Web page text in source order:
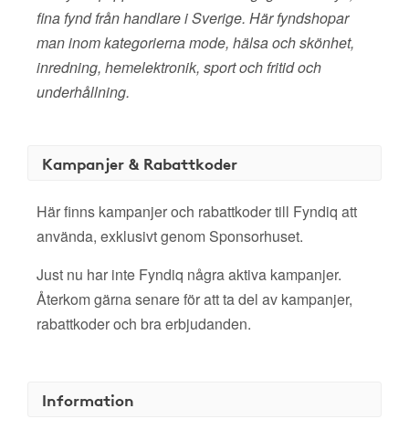
fina fynd från handlare i Sverige. Här fyndshopar
man inom kategorierna mode, hälsa och skönhet,
inredning, hemelektronik, sport och fritid och
underhållning.
Kampanjer & Rabattkoder
Här finns kampanjer och rabattkoder till Fyndiq att
använda, exklusivt genom Sponsorhuset.
Just nu har inte Fyndiq några aktiva kampanjer.
Återkom gärna senare för att ta del av kampanjer,
rabattkoder och bra erbjudanden.
Information